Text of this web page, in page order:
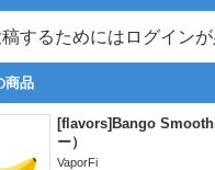
するためにはログインが
商品
[flavors]Bango
ー）
VaporFi